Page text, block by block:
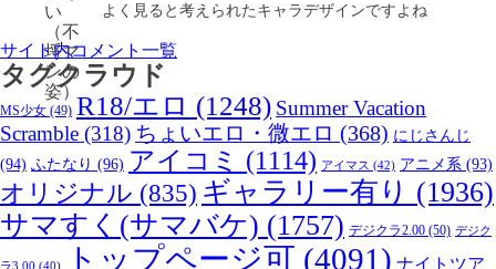
よく見ると考えられたキャラデザインですよね
サイト内コメント一覧
タグクラウド
MS少女 (49) R18/エロ (1248) Summer Vacation
Scramble (318) ちょいエロ・微エロ (368) にじさんじ
(94) ふたなり (96) アイコミ (1114) アイマス (42) アニメ系 (93)
オリジナル (835) ギャラリー有り (1936)
サマすく(サマバケ) (1757) デジクラ2.00 (50) デジク
ラ3.00 (40) トップページ可 (4091) ナイトツア